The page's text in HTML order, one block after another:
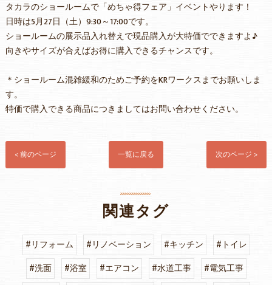
タカラのショールームで「めちゃ得フェア」イベントやります！
日時は5月27日（土）9:30～17:00です。
ショールームの展示品入れ替えで現品購入が大特価でできますよ♪
向きやサイズが合えばお得に購入できるチャンスです。
＊ショールーム混雑緩和のためご予約をKRワークスまでお願いしま
す。
特価で購入できる商品につきましてはお問い合わせください。
< 前のページ 一覧に戻る 次のページ >
関連タグ
#リフォーム #リノベーション #キッチン
#トイレ
#洗面
#浴室 #エアコン #水道工事
#電気工事